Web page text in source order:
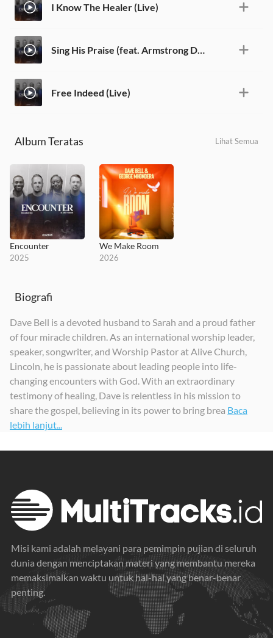
I Know The Healer (Live)
Free Indeed (Live)
Album Teratas Lihat Semua
Encounter
2025
We Make Room
2026
Biografi
Dave Bell is a devoted husband to Sarah and a proud father
of four miracle children. As an international worship leader,
speaker, songwriter, and Worship Pastor at Alive Church,
Lincoln, he is passionate about leading people into life-
changing encounters with God. With an extraordinary
testimony of healing, Dave is relentless in his mission to
share the gospel, believing in its power to bring brea Baca
lebih lanjut...
Misi kami adalah melayani para pemimpin pujian di seluruh
dunia dengan menciptakan materi yang membantu mereka
memaksimalkan waktu untuk hal-hal yang benar-benar
penting.